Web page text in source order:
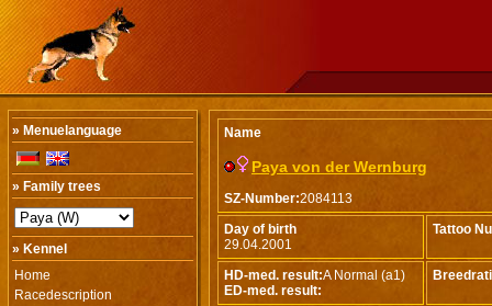
» Menuelanguage
» Family trees
» Kennel
Home
Racedescription
Name
Paya von der Wernburg
SZ-Number:2084113
Day of birth
29.04.2001
Tattoo
HD-med. result:A Normal (a1)
ED-med. result: